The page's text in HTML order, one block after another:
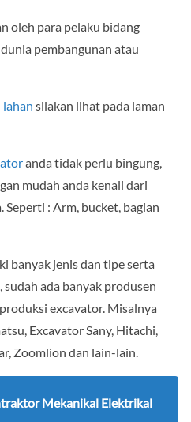
oleh para pelaku bidang
pembangunan atau
lahan silakan lihat pada laman
anda tidak perlu bingung,
mudah anda kenali dari
: Arm, bucket, bagian
banyak jenis dan tipe serta
ada banyak produsen
excavator. Misalnya
Excavator Sany, Hitachi,
Zoomlion dan lain-lain.
Mekanikal Elektrikal